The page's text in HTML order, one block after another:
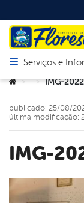
Abrir menu
Serviços e
Você está aqui:
> > IMG-
IMG-
publicado: 25/08/
última modificação: